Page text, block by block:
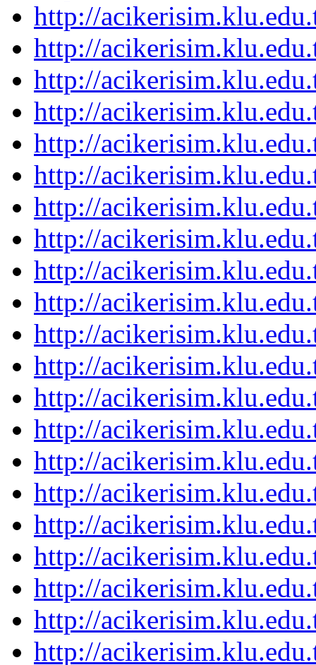
http://
http://
http://
http://
http://
http://
http://
http://
http://
http://
http://
http://
http://
http://
http://
http://
http://
http://
http://
http://
http://